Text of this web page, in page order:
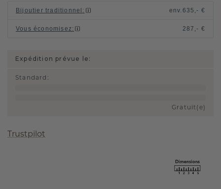
Bijoutier traditionnel : env. 635,- €
Vous économisez: 287,- €
Expédition prévue le:
Standard :
Gratuit(e)
Trustpilot